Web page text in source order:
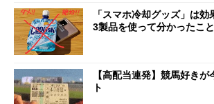
「スマホ冷却グッズ」は
3製品を使って分かったこと
【高配当連発】競馬好き
ト